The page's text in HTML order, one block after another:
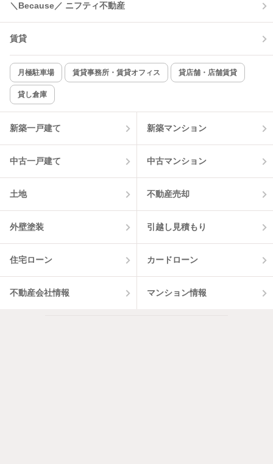
＼Because／ ニフティ不動産
賃貸
月極駐車場 賃貸事務所・賃貸オフィス 貸店舗・店舗賃貸
貸し倉庫
新築一戸建て 新築マンション
中古一戸建て 中古マンション
土地 不動産売却
外壁塗装 引越し見積もり
住宅ローン カードローン
不動産会社情報 マンション情報